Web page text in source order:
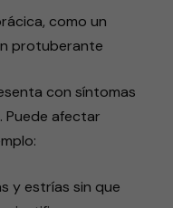
como un
protuberante
con síntomas
Puede afectar
y estrías sin que